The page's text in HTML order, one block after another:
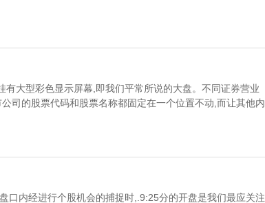
大型彩色显示屏幕,即我们平常所说的大盘。不同证券营业
司的股票代码和股票名称都固定在一个位置不动,而让其他内
口内经进行个股机会的捕捉时,.9:25分的开盘是我们最应关注